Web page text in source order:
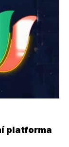
platforma